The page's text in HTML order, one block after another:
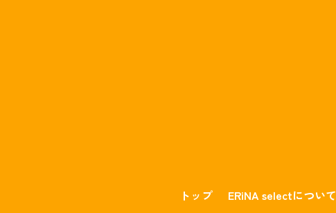
トップ ERiNA selectについて